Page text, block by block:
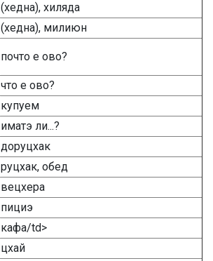
(хедна), хиляда
(хедна), милиюн
почто е ово?
что е ово?
купуем
иматэ ли...?
доруцхак
руцхак, обед
вецхера
пициэ
кафа/td>
цхай